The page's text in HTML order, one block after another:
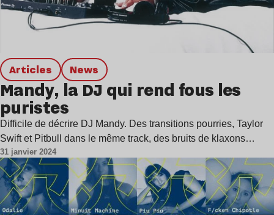
Articles news
Mandy, la DJ qui rend fous les
puristes
Difficile de décrire DJ Mandy. Des transitions pourries, Taylor
Swift et Pitbull dans le même track, des bruits de klaxons…
31 janvier 2024